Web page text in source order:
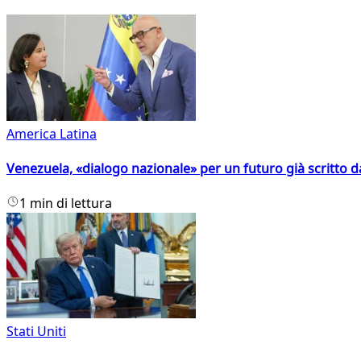
America Latina
Venezuela, «dialogo nazionale» per un futuro già scritto
1 min di lettura
Stati Uniti